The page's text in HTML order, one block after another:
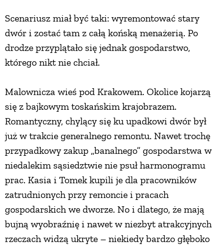
Scenariusz miał być taki: wyremontować stary
dwór i zostać tam z całą końską menażerią. Po
drodze przyplątało się jednak gospodarstwo,
którego nikt nie chciał.
Malownicza wieś pod Krakowem. Okolice kojarzą
się z bajkowym toskańskim krajobrazem.
Romantyczny, chylący się ku upadkowi dwór był
już w trakcie generalnego remontu. Nawet trochę
przypadkowy zakup „banalnego” gospodarstwa w
niedalekim sąsiedztwie nie psuł harmonogramu
prac. Kasia i Tomek kupili je dla pracowników
zatrudnionych przy remoncie i pracach
gospodarskich we dworze. No i dlatego, że mają
bujną wyobraźnię i nawet w niezbyt atrakcyjnych
rzeczach widzą ukryte – niekiedy bardzo głęboko
ZWIERZĘTA DOMOWE
ZWIERZĘTA W NATURZE
GRZYBY
KRAJOBRAZ
RĘKODZIEŁO
RZEMIOSŁO
ZWYCZAJE